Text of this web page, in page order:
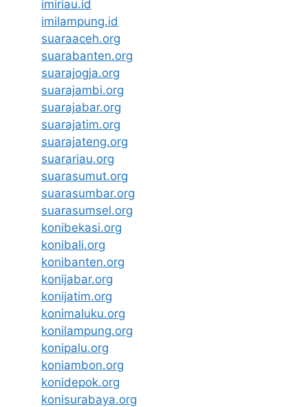
imiriau.id
imilampung.id
suaraaceh.org
suarabanten.org
suarajogja.org
suarajambi.org
suarajabar.org
suarajatim.org
suarajateng.org
suarariau.org
suarasumut.org
suarasumbar.org
suarasumsel.org
konibekasi.org
konibali.org
konibanten.org
konijabar.org
konijatim.org
konimaluku.org
konilampung.org
konipalu.org
koniambon.org
konidepok.org
konisurabaya.org